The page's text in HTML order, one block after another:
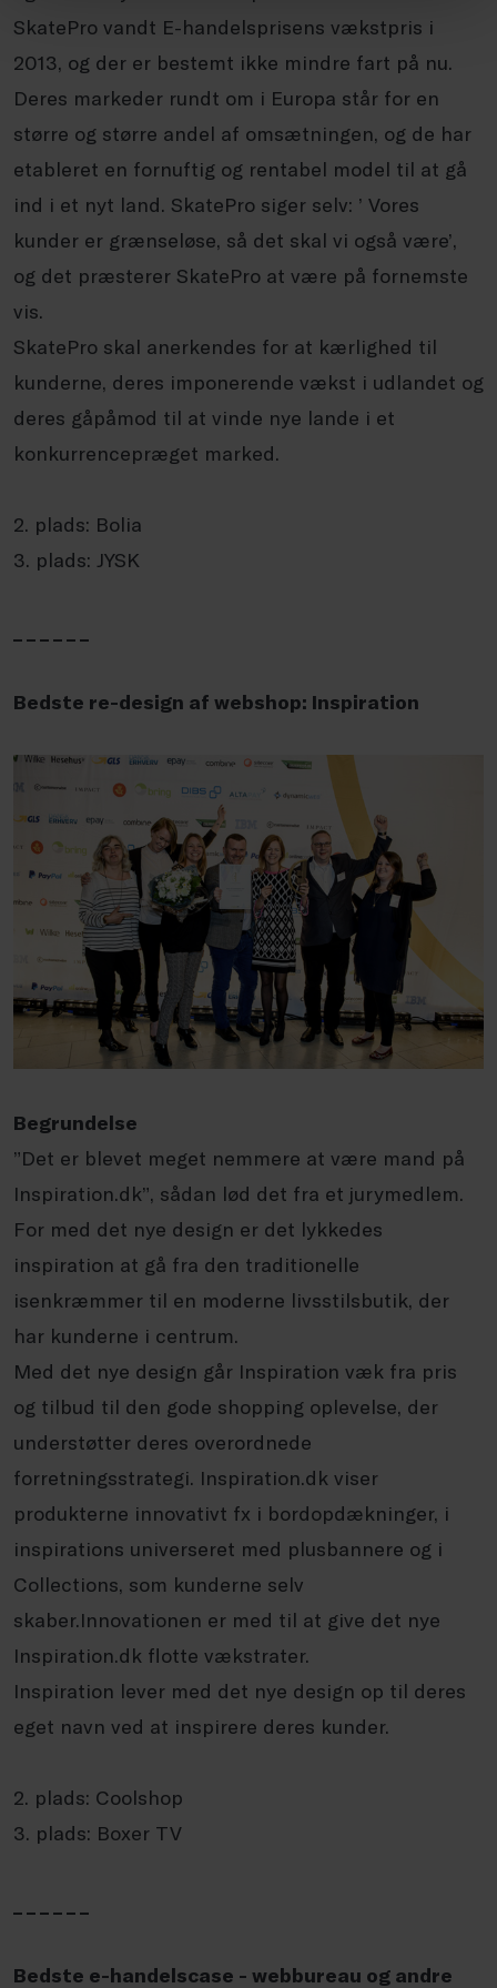
SkatePro vandt E-handelsprisens vækstpris i
2013, og der er bestemt ikke mindre fart på nu.
Deres markeder rundt om i Europa står for en
større og større andel af omsætningen, og de har
etableret en fornuftig og rentabel model til at gå
ind i et nyt land. SkatePro siger selv: ’ Vores
kunder er grænseløse, så det skal vi også være’,
og det præsterer SkatePro at være på fornemste
vis.
SkatePro skal anerkendes for at kærlighed til
kunderne, deres imponerende vækst i udlandet og
deres gåpåmod til at vinde nye lande i et
konkurrencepræget marked.
2. plads: Bolia
3. plads: JYSK
Bedste re-design af webshop: Inspiration
Begrundelse
”Det er blevet meget nemmere at være mand på
Inspiration.dk”, sådan lød det fra et jurymedlem.
For med det nye design er det lykkedes
inspiration at gå fra den traditionelle
isenkræmmer til en moderne livsstilsbutik, der
har kunderne i centrum.
Med det nye design går Inspiration væk fra pris
og tilbud til den gode shopping oplevelse, der
understøtter deres overordnede
forretningsstrategi. Inspiration.dk viser
produkterne innovativt fx i bordopdækninger, i
inspirations universeret med plusbannere og i
Collections, som kunderne selv
skaber.Innovationen er med til at give det nye
Inspiration.dk flotte vækstrater.
Inspiration lever med det nye design op til deres
eget navn ved at inspirere deres kunder.
2. plads: Coolshop
3. plads: Boxer TV
Bedste e-handelscase - webbureau og andre